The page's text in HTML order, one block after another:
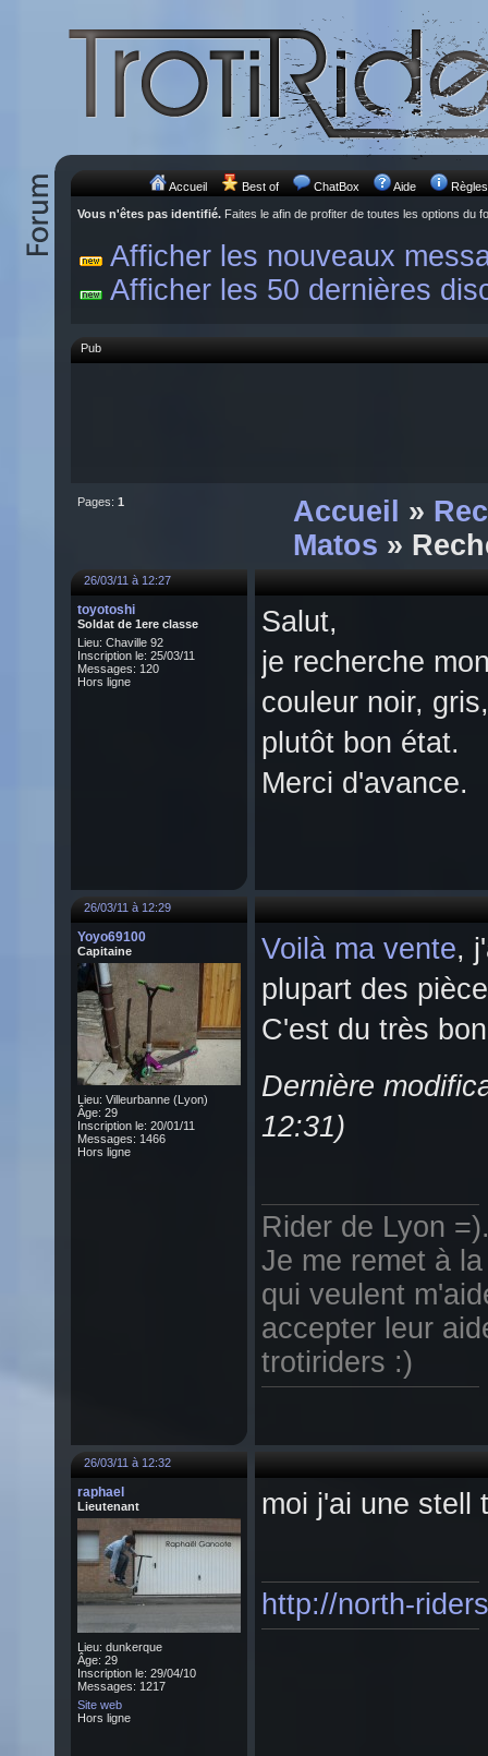
Accueil Best of ChatBox Aide Règles
Vous n'êtes pas identifié. Faites le afin de profiter de toutes les options du
Afficher les nouveaux
Afficher les 50 dernières
Pub
Pages: 1 Accueil »
Matos »
26/03/11 à 12:27
toyotoshi
Soldat de 1ere classe
Lieu: Chaville 92
Inscription le: 25/03/11
Messages: 120
Hors ligne
Salut,
je recherche
couleur noir,
plutôt bon état.
Merci d'avance.
26/03/11 à 12:29
Yoyo69100
Capitaine
Lieu: Villeurbanne (Lyon)
Âge: 29
Inscription le: 20/01/11
Messages: 1466
Hors ligne
Voilà ma vente,
plupart des
C'est du très
Dernière
12:31)
Rider de Lyon
Je me remet à
qui veulent
accepter leur
trotiriders :)
26/03/11 à 12:32
raphael
Lieutenant
Lieu: dunkerque
Âge: 29
Inscription le: 29/04/10
Messages: 1217
Site web
Hors ligne
moi j'ai une stell
http://north-